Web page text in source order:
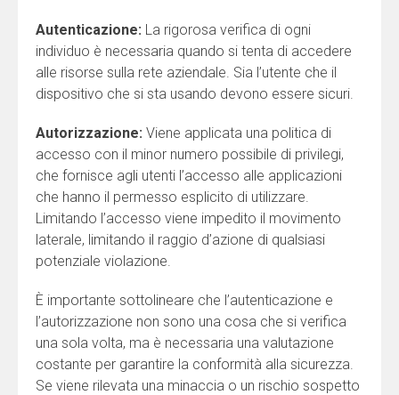
Autenticazione: La rigorosa verifica di ogni
individuo è necessaria quando si tenta di accedere
alle risorse sulla rete aziendale. Sia l’utente che il
dispositivo che si sta usando devono essere sicuri.
Autorizzazione: Viene applicata una politica di
accesso con il minor numero possibile di privilegi,
che fornisce agli utenti l’accesso alle applicazioni
che hanno il permesso esplicito di utilizzare.
Limitando l’accesso viene impedito il movimento
laterale, limitando il raggio d’azione di qualsiasi
potenziale violazione.
È importante sottolineare che l’autenticazione e
l’autorizzazione non sono una cosa che si verifica
una sola volta, ma è necessaria una valutazione
costante per garantire la conformità alla sicurezza.
Se viene rilevata una minaccia o un rischio sospetto